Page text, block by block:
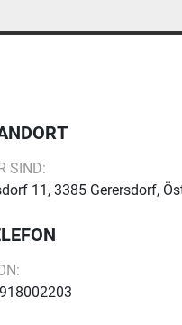
SIND:
11, 3385 Gerersdorf,